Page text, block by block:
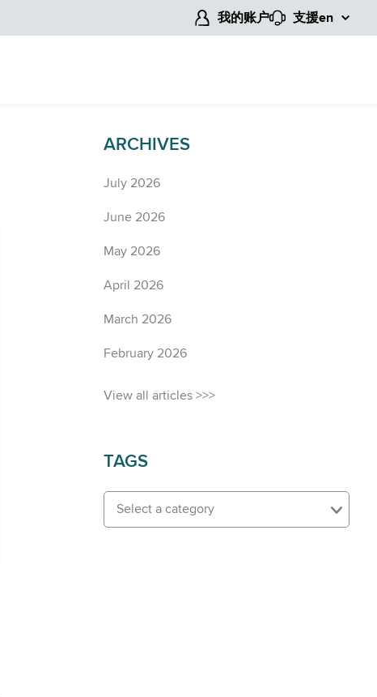
我的账户 支援en
ARCHIVES
July 2026
June 2026
May 2026
April 2026
March 2026
February 2026
View all articles >>>
TAGS
Select a category